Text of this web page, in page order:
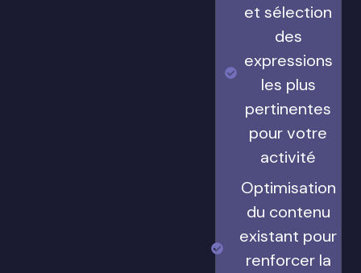
et sélection
des
expressions
les plus
pertinentes
pour votre
activité
Optimisation
du contenu
existant pour
renforcer la